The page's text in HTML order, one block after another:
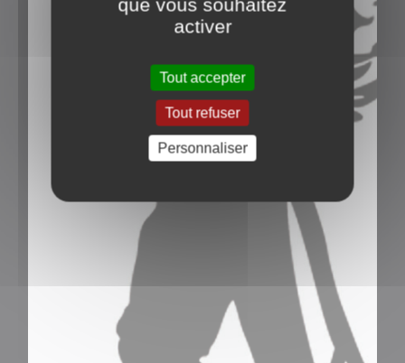
que vous souhaitez
activer
Tout accepter
Tout refuser
Personnaliser